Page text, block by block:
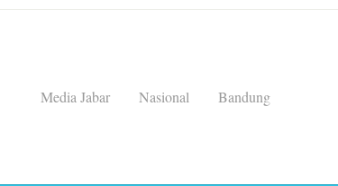
Media Jabar
Nasional Bandung